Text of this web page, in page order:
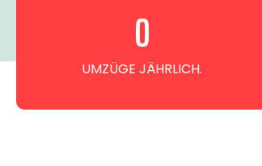
UMZÜGE JÄHRLICH.
0